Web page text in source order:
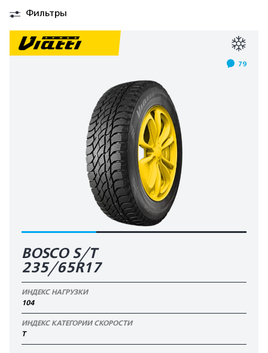
Фильтры
79
BOSCO S/T
235/65R17
ИНДЕКС НАГРУЗКИ
104
ИНДЕКС КАТЕГОРИИ СКОРОСТИ
T